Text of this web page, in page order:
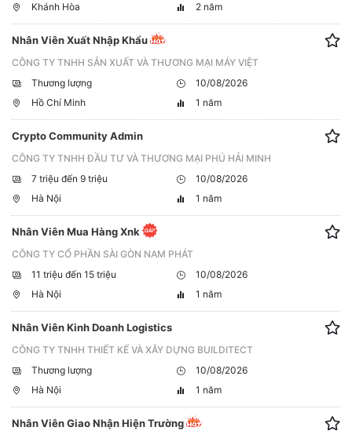
Khánh Hòa
2 năm
Nhân Viên Xuất Nhập Khẩu
CÔNG TY TNHH SẢN XUẤT VÀ THƯƠNG MẠI MÁY VIỆT
Thương lượng
10/08/2026
Hồ Chí Minh
1 năm
Crypto Community Admin
CÔNG TY TNHH ĐẦU TƯ VÀ THƯƠNG MẠI PHÚ HẢI MINH
7 triệu đến 9 triệu
10/08/2026
Hà Nội
1 năm
Nhân Viên Mua Hàng Xnk
CÔNG TY CỔ PHẦN SÀI GÒN NAM PHÁT
11 triệu đến 15 triệu
10/08/2026
Hà Nội
1 năm
Nhân Viên Kinh Doanh Logistics
CÔNG TY TNHH THIẾT KẾ VÀ XÂY DỰNG BUILDITECT
Thương lượng
10/08/2026
Hà Nội
1 năm
Nhân Viên Giao Nhận Hiện Trường